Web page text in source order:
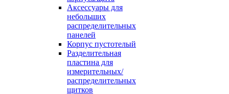
Аксессуары для
небольших
распределительных
панелей
Корпус пустотелый
Разделительная
пластина для
измерительных/
распределительных
щитков